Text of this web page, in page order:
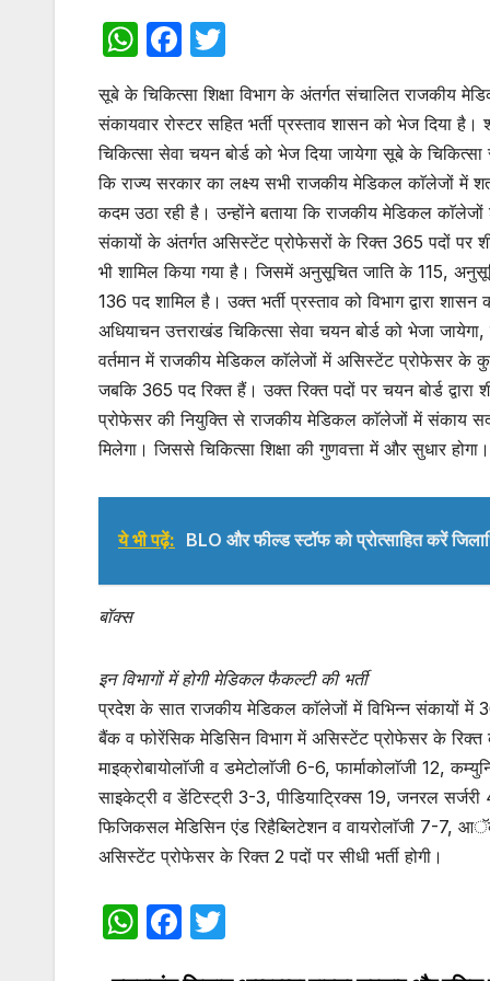
W
h
at
s
A
p
p
F
c
e
b
o
o
k
w
itt
er
सूबे के चिकित्सा शिक्षा विभाग के अंतर्गत संचालित राजकीय
संकायवार रोस्टर सहित भर्ती प्रस्ताव शासन को भेज दिया
चिकित्सा सेवा चयन बोर्ड को भेज दिया जायेगा सूबे के चिकित्सा
कि राज्य सरकार का लक्ष्य सभी राजकीय मेडिकल काॅलेजों में
कदम उठा रही है। उन्होंने बताया कि राजकीय मेडिकल काॅलेजों
संकायों के अंतर्गत असिस्टेंट प्रोफेसरों के रिक्त 365 पदों पर
भी शामिल किया गया है। जिसमें अनुसूचित जाति के 115,
136 पद शामिल है। उक्त भर्ती प्रस्ताव को विभाग द्वारा
अधियाचन उत्तराखंड चिकित्सा सेवा चयन बोर्ड को भेजा
वर्तमान में राजकीय मेडिकल काॅलेजों में असिस्टेंट प्रोफेसर
जबकि 365 पद रिक्त हैं। उक्त रिक्त पदों पर चयन बोर्ड
प्रोफेसर की नियुक्ति से राजकीय मेडिकल काॅलेजों में संकाय
मिलेगा। जिससे चिकित्सा शिक्षा की गुणवत्ता में और सुधार होगा।
ये भी पढ़ें: BLO और फील्ड स्टॉफ को प्रोत्साहित करें
बाॅक्स
इन विभागों में होगी मेडिकल फैकल्टी की भर्ती
प्रदेश के सात राजकीय मेडिकल काॅलेजों में विभिन्न संकायों में
बैंक व फोरेंसिक मेडिसिन विभाग में असिस्टेंट प्रोफेसर के रिक्त
माइक्रोबायोलाॅजी व डमेटोलाॅजी 6-6, फार्माकोलाॅजी 12,
साइकेट्री व डेंटिस्ट्री 3-3, पीडियाट्रिक्स 19, जनरल
फिजिकसल मेडिसिन एंड रिहैब्लिटेशन व वायरोलाॅजी 7-7,
असिस्टेंट प्रोफेसर के रिक्त 2 पदों पर सीधी भर्ती होगी।
W F